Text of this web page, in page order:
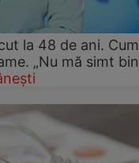
la 48 de ani. Cum
„Nu mă simt